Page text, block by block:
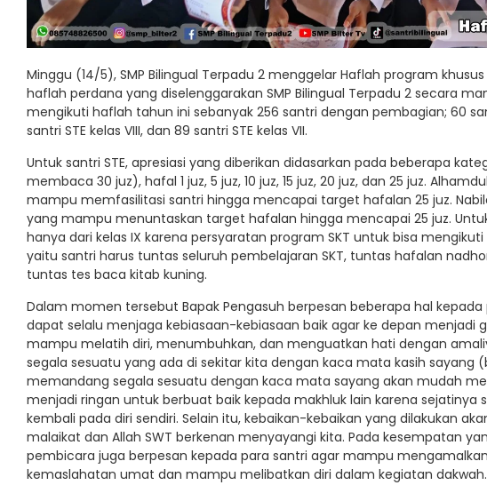
Minggu (14/5), SMP Bilingual Terpadu 2 menggelar Haflah program
haflah perdana yang diselenggarakan SMP Bilingual Terpadu 2 secara
mengikuti haflah tahun ini sebanyak 256 santri dengan pembagian; 60
santri STE kelas VIII, dan 89 santri STE kelas VII.
Untuk santri STE, apresiasi yang diberikan didasarkan pada beberapa
membaca 30 juz), hafal 1 juz, 5 juz, 10 juz, 15 juz, 20 juz, dan 25 juz.
mampu memfasilitasi santri hingga mencapai target hafalan 25 juz.
yang mampu menuntaskan target hafalan hingga mencapai 25 juz.
hanya dari kelas IX karena persyaratan program SKT untuk bisa
yaitu santri harus tuntas seluruh pembelajaran SKT, tuntas hafalan
tuntas tes baca kitab kuning.
Dalam momen tersebut Bapak Pengasuh berpesan beberapa hal
dapat selalu menjaga kebiasaan-kebiasaan baik agar ke depan menjadi
mampu melatih diri, menumbuhkan, dan menguatkan hati dengan
segala sesuatu yang ada di sekitar kita dengan kaca mata kasih sayang
memandang segala sesuatu dengan kaca mata sayang akan mudah
menjadi ringan untuk berbuat baik kepada makhluk lain karena sejatinya
kembali pada diri sendiri. Selain itu, kebaikan-kebaikan yang dilakukan
malaikat dan Allah SWT berkenan menyayangi kita. Pada kesempatan
pembicara juga berpesan kepada para santri agar mampu
kemaslahatan umat dan mampu melibatkan diri dalam kegiatan dakwah.